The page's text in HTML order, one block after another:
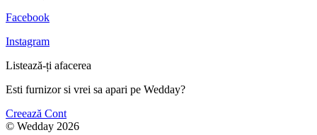
Facebook
Instagram
Listează-ți afacerea
Esti furnizor si vrei sa apari pe Wedday?
Creează Cont
© Wedday 2026